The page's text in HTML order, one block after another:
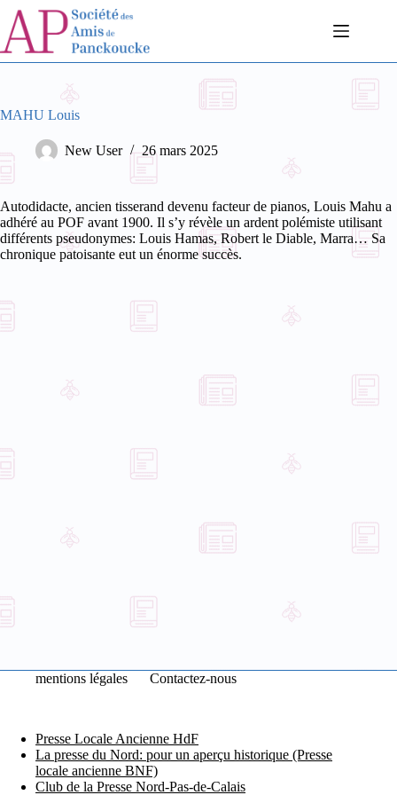
Passer
contenu
MAHU Louis
New User 26 mars 2025
Autodidacte, ancien tisserand devenu facteur de pianos, Louis Mahu a
adhéré au POF avant 1900. Il s’y révèle un ardent polémiste utilisant
différents pseudonymes: Louis Hamas, Robert le Diable, Marra… Sa
chronique patoisante eut un énorme succès.
mentions légales Contactez-nous
Presse Locale Ancienne HdF
La presse du Nord: pour un aperçu historique (Presse
locale ancienne BNF)
Club de la Presse Nord-Pas-de-Calais